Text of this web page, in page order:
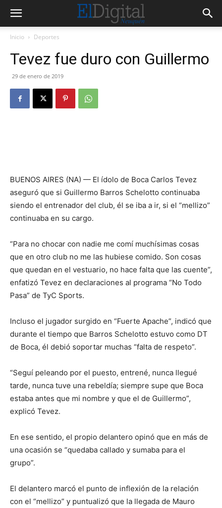
Inicio Deportes
Tevez fue duro con Guillermo
29 de enero de 2019
BUENOS AIRES (NA) — El ídolo de Boca Carlos Tevez
aseguró que si Guillermo Barros Schelotto continuaba
siendo el entrenador del club, él se iba a ir, si el “mellizo”
continuaba en su cargo.
“Para no chocar con nadie me comí muchísimas cosas
que en otro club no me las hubiese comido. Son cosas
que quedan en el vestuario, no hace falta que las cuente”,
enfatizó Tevez en declaraciones al programa “No Todo
Pasa” de TyC Sports.
Incluso el jugador surgido en “Fuerte Apache”, indicó que
durante el tiempo que Barros Schelotto estuvo como DT
de Boca, él debió soportar muchas “falta de respeto”.
“Seguí peleando por el puesto, entrené, nunca llegué
tarde, nunca tuve una rebeldía; siempre supe que Boca
estaba antes que mi nombre y que el de Guillermo”,
explicó Tevez.
En ese sentido, el propio delantero opinó que en más de
una ocasión se “quedaba callado y sumaba para el
grupo”.
El delantero marcó el punto de inflexión de la relación
con el “mellizo” y puntualizó que la llegada de Mauro